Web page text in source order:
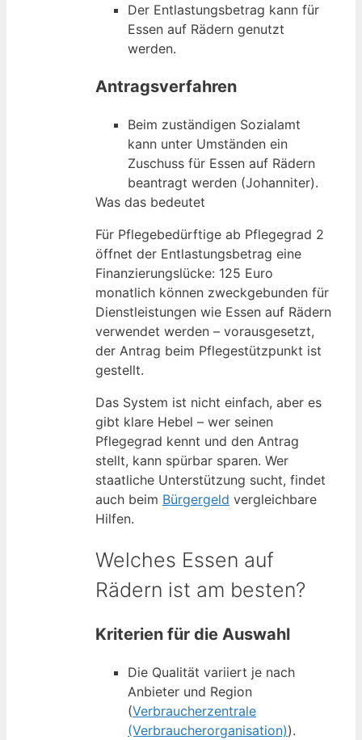
Der Entlastungsbetrag kann für
Essen auf Rädern genutzt
werden.
Antragsverfahren
Beim zuständigen Sozialamt
kann unter Umständen ein
Zuschuss für Essen auf Rädern
beantragt werden (Johanniter).
Was das bedeutet
Für Pflegebedürftige ab Pflegegrad 2
öffnet der Entlastungsbetrag eine
Finanzierungslücke: 125 Euro
monatlich können zweckgebunden für
Dienstleistungen wie Essen auf Rädern
verwendet werden – vorausgesetzt,
der Antrag beim Pflegestützpunkt ist
gestellt.
Das System ist nicht einfach, aber es
gibt klare Hebel – wer seinen
Pflegegrad kennt und den Antrag
stellt, kann spürbar sparen. Wer
staatliche Unterstützung sucht, findet
auch beim Bürgergeld vergleichbare
Hilfen.
Welches Essen auf
Rädern ist am besten?
Kriterien für die Auswahl
Die Qualität variiert je nach
Anbieter und Region
(Verbraucherzentrale
(Verbraucherorganisation)).